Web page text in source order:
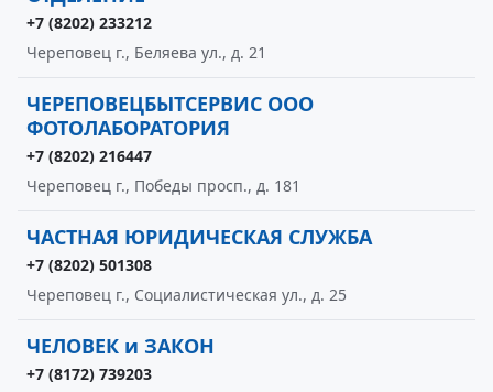
+7 (8202) 233212
Череповец г., Беляева ул., д. 21
ЧЕРЕПОВЕЦБЫТСЕРВИС ООО
ФОТОЛАБОРАТОРИЯ
+7 (8202) 216447
Череповец г., Победы просп., д. 181
ЧАСТНАЯ ЮРИДИЧЕСКАЯ СЛУЖБА
+7 (8202) 501308
Череповец г., Социалистическая ул., д. 25
ЧЕЛОВЕК и ЗАКОН
+7 (8172) 739203